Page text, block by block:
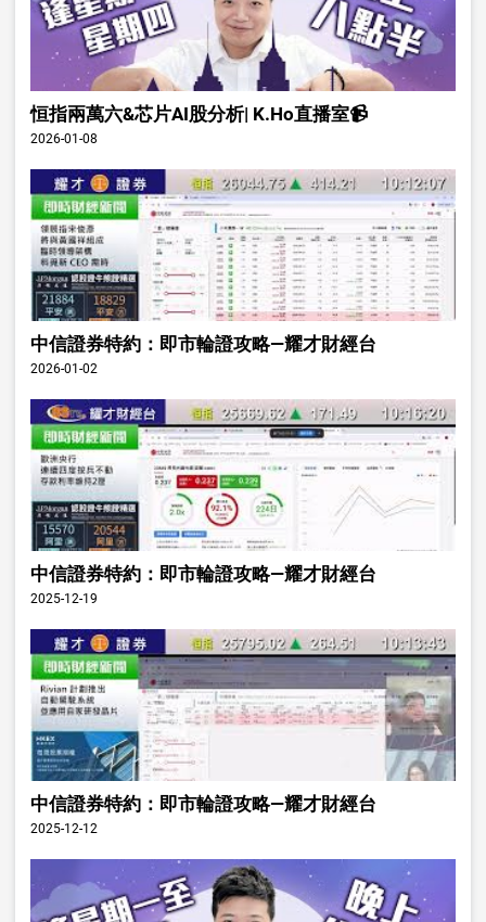
恒指兩萬六&芯片AI股分析| K.Ho直播室📹
2026-01-08
中信證券特約：即市輪證攻略—耀才財經台
2026-01-02
中信證券特約：即市輪證攻略—耀才財經台
2025-12-19
中信證券特約：即市輪證攻略—耀才財經台
2025-12-12